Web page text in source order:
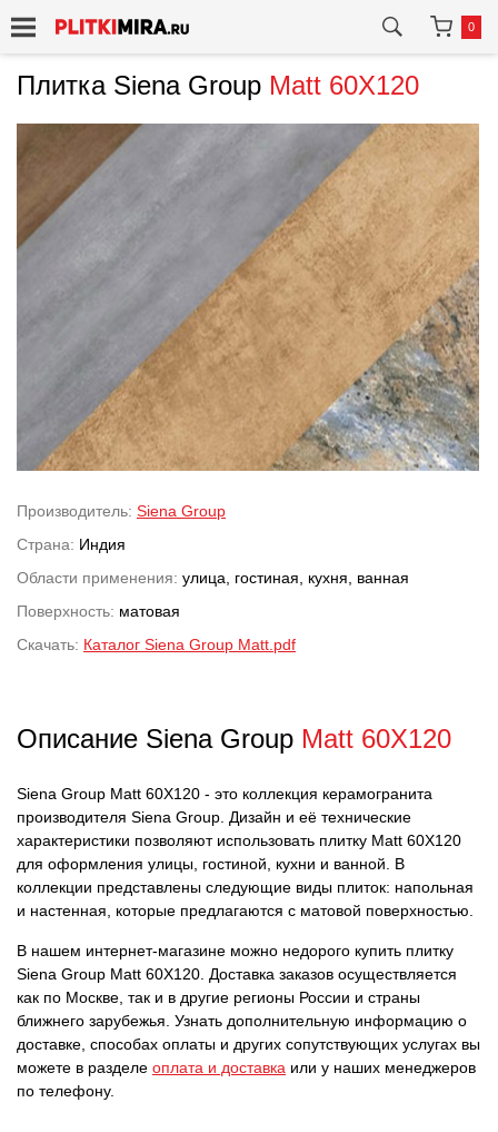
0
Плитка Siena Group Matt 60X120
Производитель: Siena Group
Страна: Индия
Области применения: улица, гостиная, кухня, ванная
Поверхность: матовая
Скачать: Каталог Siena Group Matt.pdf
Описание Siena Group Matt 60X120
Siena Group Matt 60X120 - это коллекция керамогранита
производителя Siena Group. Дизайн и её технические
характеристики позволяют использовать плитку Matt 60X120
для оформления улицы, гостиной, кухни и ванной. В
коллекции представлены следующие виды плиток: напольная
и настенная, которые предлагаются с матовой поверхностью.
В нашем интернет-магазине можно недорого купить плитку
Siena Group Matt 60X120. Доставка заказов осуществляется
как по Москве, так и в другие регионы России и страны
ближнего зарубежья. Узнать дополнительную информацию о
доставке, способах оплаты и других сопутствующих услугах вы
можете в разделе оплата и доставка или у наших менеджеров
по телефону.